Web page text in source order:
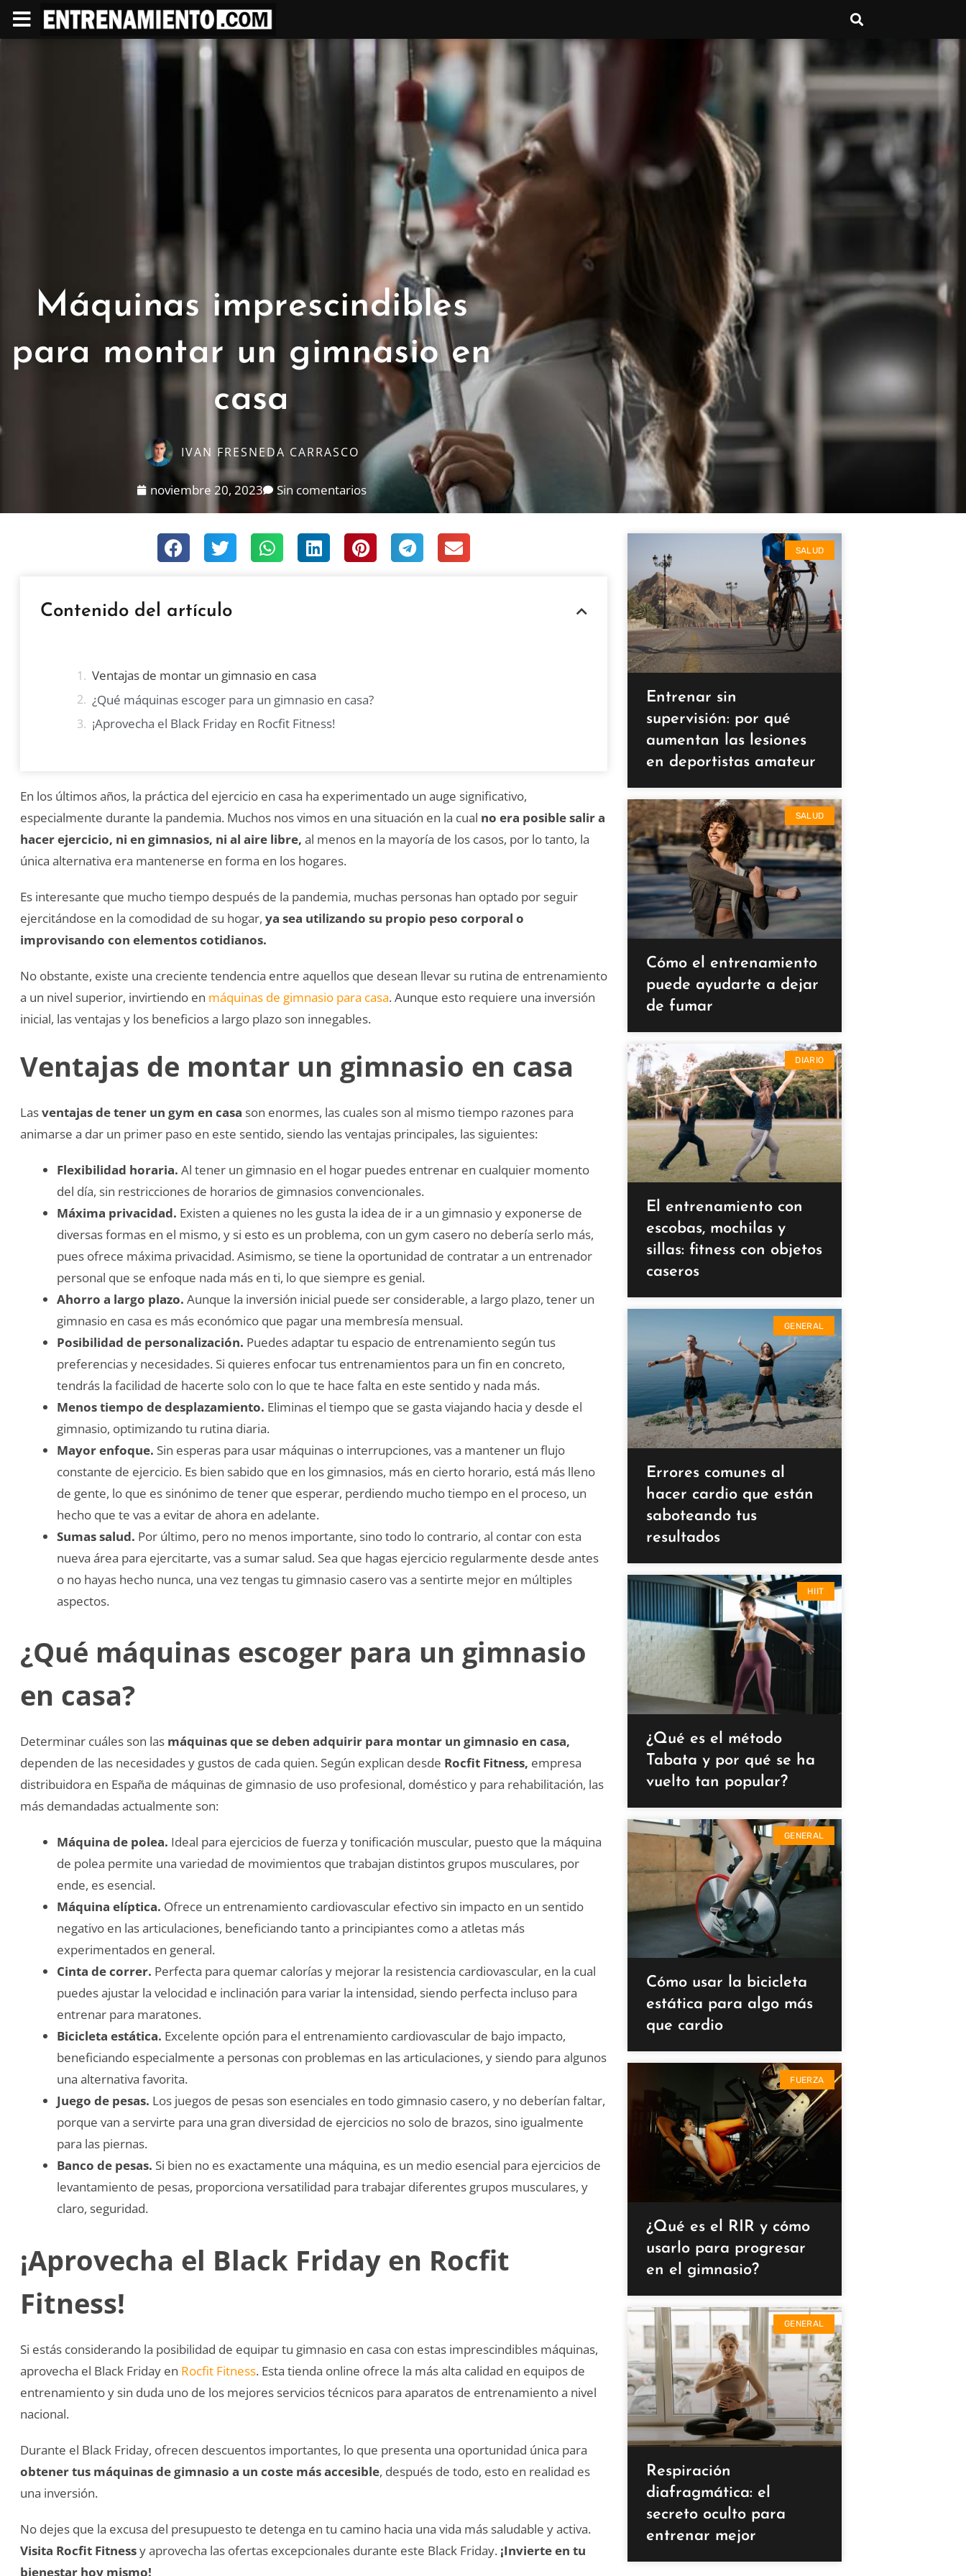
Máquinas imprescindibles
para montar un gimnasio en
casa
IVAN FRESNEDA CARRASCO
noviembre 20, 2023 Sin comentarios
Contenido del artículo
Ventajas de montar un gimnasio en casa
¿Qué máquinas escoger para un gimnasio en casa?
¡Aprovecha el Black Friday en Rocfit Fitness!
En los últimos años, la práctica del ejercicio en casa ha experimentado un auge significativo,
especialmente durante la pandemia. Muchos nos vimos en una situación en la cual no era posible salir a
hacer ejercicio, ni en gimnasios, ni al aire libre, al menos en la mayoría de los casos, por lo tanto, la
única alternativa era mantenerse en forma en los hogares.
Es interesante que mucho tiempo después de la pandemia, muchas personas han optado por seguir
ejercitándose en la comodidad de su hogar, ya sea utilizando su propio peso corporal o
improvisando con elementos cotidianos.
No obstante, existe una creciente tendencia entre aquellos que desean llevar su rutina de entrenamiento
a un nivel superior, invirtiendo en máquinas de gimnasio para casa. Aunque esto requiere una inversión
inicial, las ventajas y los beneficios a largo plazo son innegables.
Ventajas de montar un gimnasio en casa
Lasventajas de tener un gym en casa son enormes, las cuales son al mismo tiempo razones para
animarse a dar un primer paso en este sentido, siendo las ventajas principales, las siguientes:
Flexibilidad horaria. Al tener un gimnasio en el hogar puedes entrenar en cualquier momento
del día, sin restricciones de horarios de gimnasios convencionales.
Máxima privacidad. Existen a quienes no les gusta la idea de ir a un gimnasio y exponerse de
diversas formas en el mismo, y si esto es un problema, con un gym casero no debería serlo más,
pues ofrece máxima privacidad. Asimismo, se tiene la oportunidad de contratar a un entrenador
personal que se enfoque nada más en ti, lo que siempre es genial.
Ahorro a largo plazo. Aunque la inversión inicial puede ser considerable, a largo plazo, tener un
gimnasio en casa es más económico que pagar una membresía mensual.
Posibilidad de personalización. Puedes adaptar tu espacio de entrenamiento según tus
preferencias y necesidades. Si quieres enfocar tus entrenamientos para un fin en concreto,
tendrás la facilidad de hacerte solo con lo que te hace falta en este sentido y nada más.
Menos tiempo de desplazamiento. Eliminas el tiempo que se gasta viajando hacia y desde el
gimnasio, optimizando tu rutina diaria.
Mayor enfoque. Sin esperas para usar máquinas o interrupciones, vas a mantener un flujo
constante de ejercicio. Es bien sabido que en los gimnasios, más en cierto horario, está más lleno
de gente, lo que es sinónimo de tener que esperar, perdiendo mucho tiempo en el proceso, un
hecho que te vas a evitar de ahora en adelante.
Sumas salud. Por último, pero no menos importante, sino todo lo contrario, al contar con esta
nueva área para ejercitarte, vas a sumar salud. Sea que hagas ejercicio regularmente desde antes
o no hayas hecho nunca, una vez tengas tu gimnasio casero vas a sentirte mejor en múltiples
aspectos.
¿Qué máquinas escoger para un gimnasio
en casa?
Determinar cuáles son las máquinas que se deben adquirir para montar un gimnasio en casa,
dependen de las necesidades y gustos de cada quien. Según explican desde Rocfit Fitness, empresa
distribuidora en España de máquinas de gimnasio de uso profesional, doméstico y para rehabilitación, las
más demandadas actualmente son:
Máquina de polea. Ideal para ejercicios de fuerza y ​​tonificación muscular, puesto que la máquina
de polea permite una variedad de movimientos que trabajan distintos grupos musculares, por
ende, es esencial.
Máquina elíptica. Ofrece un entrenamiento cardiovascular efectivo sin impacto en un sentido
negativo en las articulaciones, beneficiando tanto a principiantes como a atletas más
experimentados en general.
Cinta de correr. Perfecta para quemar calorías y mejorar la resistencia cardiovascular, en la cual
puedes ajustar la velocidad e inclinación para variar la intensidad, siendo perfecta incluso para
entrenar para maratones.
Bicicleta estática. Excelente opción para el entrenamiento cardiovascular de bajo impacto,
beneficiando especialmente a personas con problemas en las articulaciones, y siendo para algunos
una alternativa favorita.
Juego de pesas. Los juegos de pesas son esenciales en todo gimnasio casero, y no deberían faltar,
porque van a servirte para una gran diversidad de ejercicios no solo de brazos, sino igualmente
para las piernas.
Banco de pesas. Si bien no es exactamente una máquina, es un medio esencial para ejercicios de
levantamiento de pesas, proporciona versatilidad para trabajar diferentes grupos musculares, y
claro, seguridad.
¡Aprovecha el Black Friday en Rocfit
Fitness!
Si estás considerando la posibilidad de equipar tu gimnasio en casa con estas imprescindibles máquinas,
aprovecha el Black Friday en Rocfit Fitness. Esta tienda online ofrece la más alta calidad en equipos de
entrenamiento y sin duda uno de los mejores servicios técnicos para aparatos de entrenamiento a nivel
nacional.
Durante el Black Friday, ofrecen descuentos importantes, lo que presenta una oportunidad única para
obtener tus máquinas de gimnasio a un coste más accesible, después de todo, esto en realidad es
una inversión.
No dejes que la excusa del presupuesto te detenga en tu camino hacia una vida más saludable y activa.
Visita Rocfit Fitnessy aprovecha las ofertas excepcionales durante este Black Friday. ¡Invierte en tu
bienestar hoy mismo!
SALUD
Entrenar sin
supervisión: por qué
aumentan las lesiones
en deportistas amateur
SALUD
Cómo el entrenamiento
puede ayudarte a dejar
de fumar
DIARIO
El entrenamiento con
escobas, mochilas y
sillas: fitness con objetos
caseros
GENERAL
Errores comunes al
hacer cardio que están
saboteando tus
resultados
HIIT
¿Qué es el método
Tabata y por qué se ha
vuelto tan popular?
GENERAL
Cómo usar la bicicleta
estática para algo más
que cardio
FUERZA
¿Qué es el RIR y cómo
usarlo para progresar
en el gimnasio?
GENERAL
Respiración
diafragmática: el
secreto oculto para
entrenar mejor